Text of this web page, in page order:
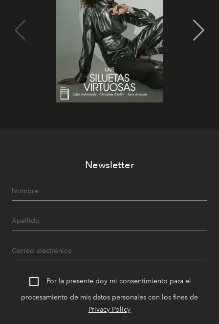
Newsletter
Por la presente doy mi consentimiento para el
procesamiento de mis datos personales con los fines de
Privacy Policy